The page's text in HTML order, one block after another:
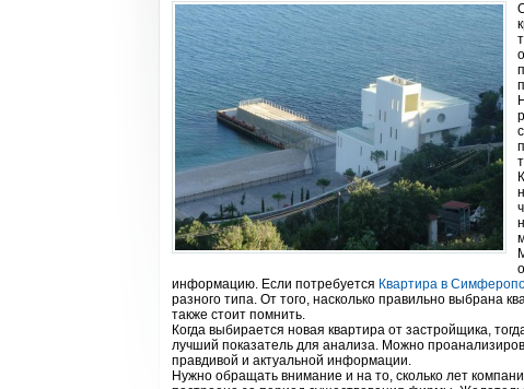
информацию. Если потребуется Квартира в
разного типа. От того, насколько правильно выбрана
также стоит помнить.
Когда выбирается новая квартира от застройщика,
лучший показатель для анализа. Можно
правдивой и актуальной информации.
Нужно обращать внимание и на то, сколько лет